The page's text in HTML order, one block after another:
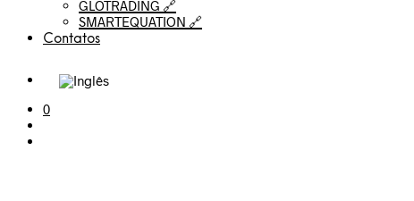
GLOTRADING 🔗
SMARTEQUATION 🔗
Contatos
0